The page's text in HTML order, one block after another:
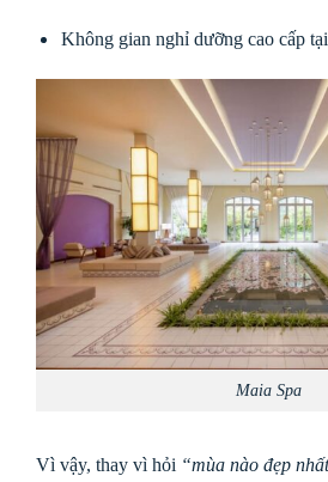
Không gian nghỉ dưỡng cao cấp
Maia Spa
Vì vậy, thay vì hỏi “mùa nào đẹp